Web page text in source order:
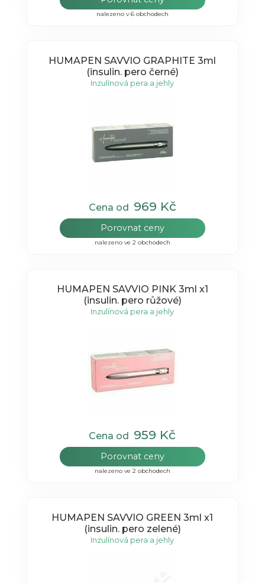
nalezeno v 6 obchodech
HUMAPEN SAVVIO GRAPHITE 3ml
(insulin. pero černé)
Inzulínová pera a jehly
Cena od 969 Kč
Porovnat ceny
nalezeno ve 2 obchodech
HUMAPEN SAVVIO PINK 3ml x1
(insulin. pero růžové)
Inzulínová pera a jehly
Cena od 959 Kč
Porovnat ceny
nalezeno ve 2 obchodech
HUMAPEN SAVVIO GREEN 3ml x1
(insulin. pero zelené)
Inzulínová pera a jehly